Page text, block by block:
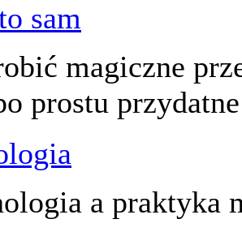
sam
magiczne
prostu
a praktyka